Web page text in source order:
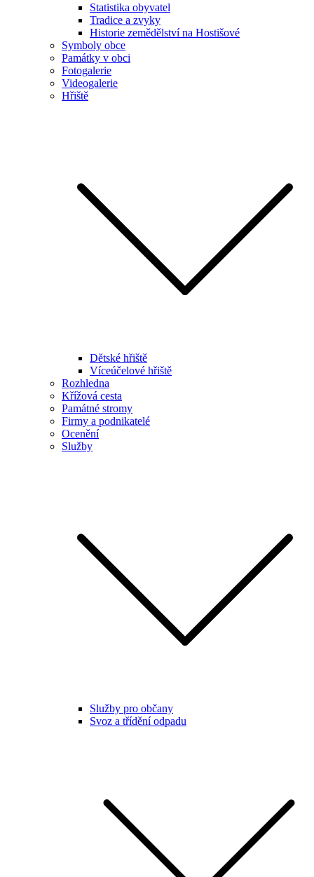
Statistika obyvatel
Tradice a zvyky
Historie zemědělství na Hostišové
Symboly obce
Památky v obci
Fotogalerie
Videogalerie
Hřiště
Dětské hřiště
Víceúčelové hřiště
Rozhledna
Křížová cesta
Památné stromy
Firmy a podnikatelé
Ocenění
Služby
Služby pro občany
Svoz a třídění odpadu